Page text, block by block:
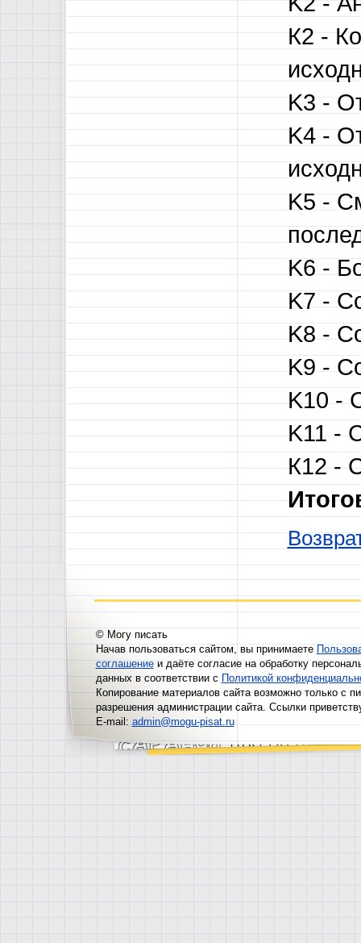
К2 -
K3 -
K4 -
K5 -
K6 -
K7 -
K8 -
K9 -
K10 -
K11 -
К12 -
© Могу писать
Начав пользоваться сайтом, вы принимаете
соглашениеи даёте согласие на обработку
данных в соответствии сПолитикой
Копирование материалов сайта возможно только с
разрешения администрации сайта. Ссылки
E-mail:admin@mogu-pisat.ru